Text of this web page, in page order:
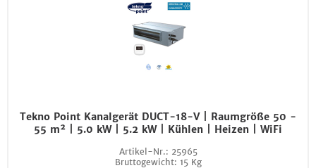
Tekno Point Kanalgerät DUCT-18-V | Raumgröße 50 -
55 m² | 5.0 kW | 5.2 kW | Kühlen | Heizen | WiFi
Artikel-Nr.: 25965
Bruttogewicht: 15 Kg